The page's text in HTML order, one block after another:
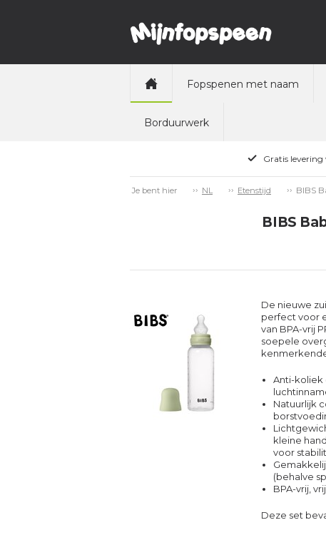
Fopspenen met naam
Borduurwerk
Gratis
Je bent hier NL Etenstijd BIBS
BIBS
De nieuwe
perfect voor
van BPA-vrij
soepele
Anti-koliek
Natuurlijk
kleine
voor
(behalve
BPA-vrij,
Deze set